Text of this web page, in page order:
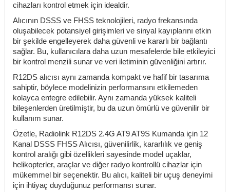
cihazları kontrol etmek için idealdir.
Alıcının DSSS ve FHSS teknolojileri, radyo frekansında
oluşabilecek potansiyel girişimleri ve sinyal kayıplarını etkin
bir şekilde engelleyerek daha güvenli ve kararlı bir bağlantı
sağlar. Bu, kullanıcılara daha uzun mesafelerde bile etkileyici
bir kontrol menzili sunar ve veri iletiminin güvenliğini artırır.
R12DS alıcısı aynı zamanda kompakt ve hafif bir tasarıma
sahiptir, böylece modelinizin performansını etkilemeden
kolayca entegre edilebilir. Aynı zamanda yüksek kaliteli
bileşenlerden üretilmiştir, bu da uzun ömürlü ve güvenilir bir
kullanım sunar.
Özetle, Radiolink R12DS 2.4G AT9 AT9S Kumanda için 12
Kanal DSSS FHSS Alıcısı, güvenilirlik, kararlılık ve geniş
kontrol aralığı gibi özellikleri sayesinde model uçaklar,
helikopterler, araçlar ve diğer radyo kontrollü cihazlar için
mükemmel bir seçenektir. Bu alıcı, kaliteli bir uçuş deneyimi
için ihtiyaç duyduğunuz performansı sunar.